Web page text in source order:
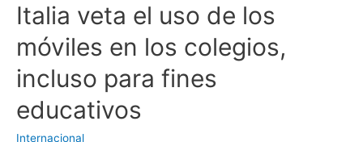
Italia veta el uso de los
móviles en los colegios,
incluso para fines
educativos
Internacional